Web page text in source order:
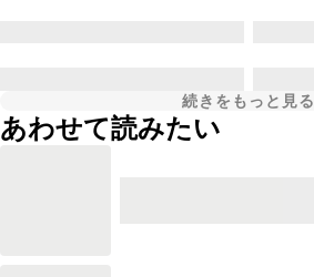
続きをもっと見る
あわせて読みたい